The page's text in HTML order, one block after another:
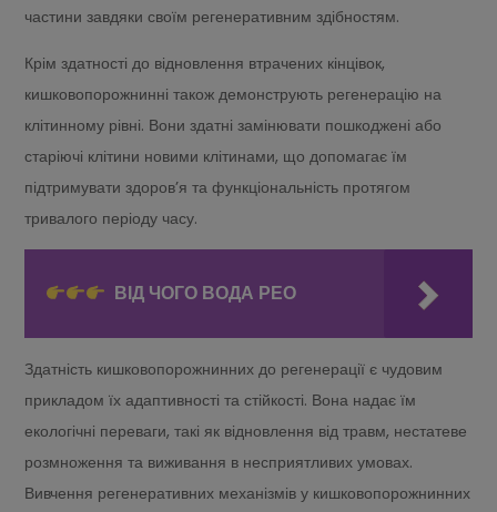
частини завдяки своїм регенеративним здібностям.
Крім здатності до відновлення втрачених кінцівок,
кишковопорожнинні також демонструють регенерацію на
клітинному рівні. Вони здатні замінювати пошкоджені або
старіючі клітини новими клітинами, що допомагає їм
підтримувати здоров’я та функціональність протягом
тривалого періоду часу.
ВІД ЧОГО ВОДА РЕО
Здатність кишковопорожнинних до регенерації є чудовим
прикладом їх адаптивності та стійкості. Вона надає їм
екологічні переваги, такі як відновлення від травм, нестатеве
розмноження та виживання в несприятливих умовах.
Вивчення регенеративних механізмів у кишковопорожнинних